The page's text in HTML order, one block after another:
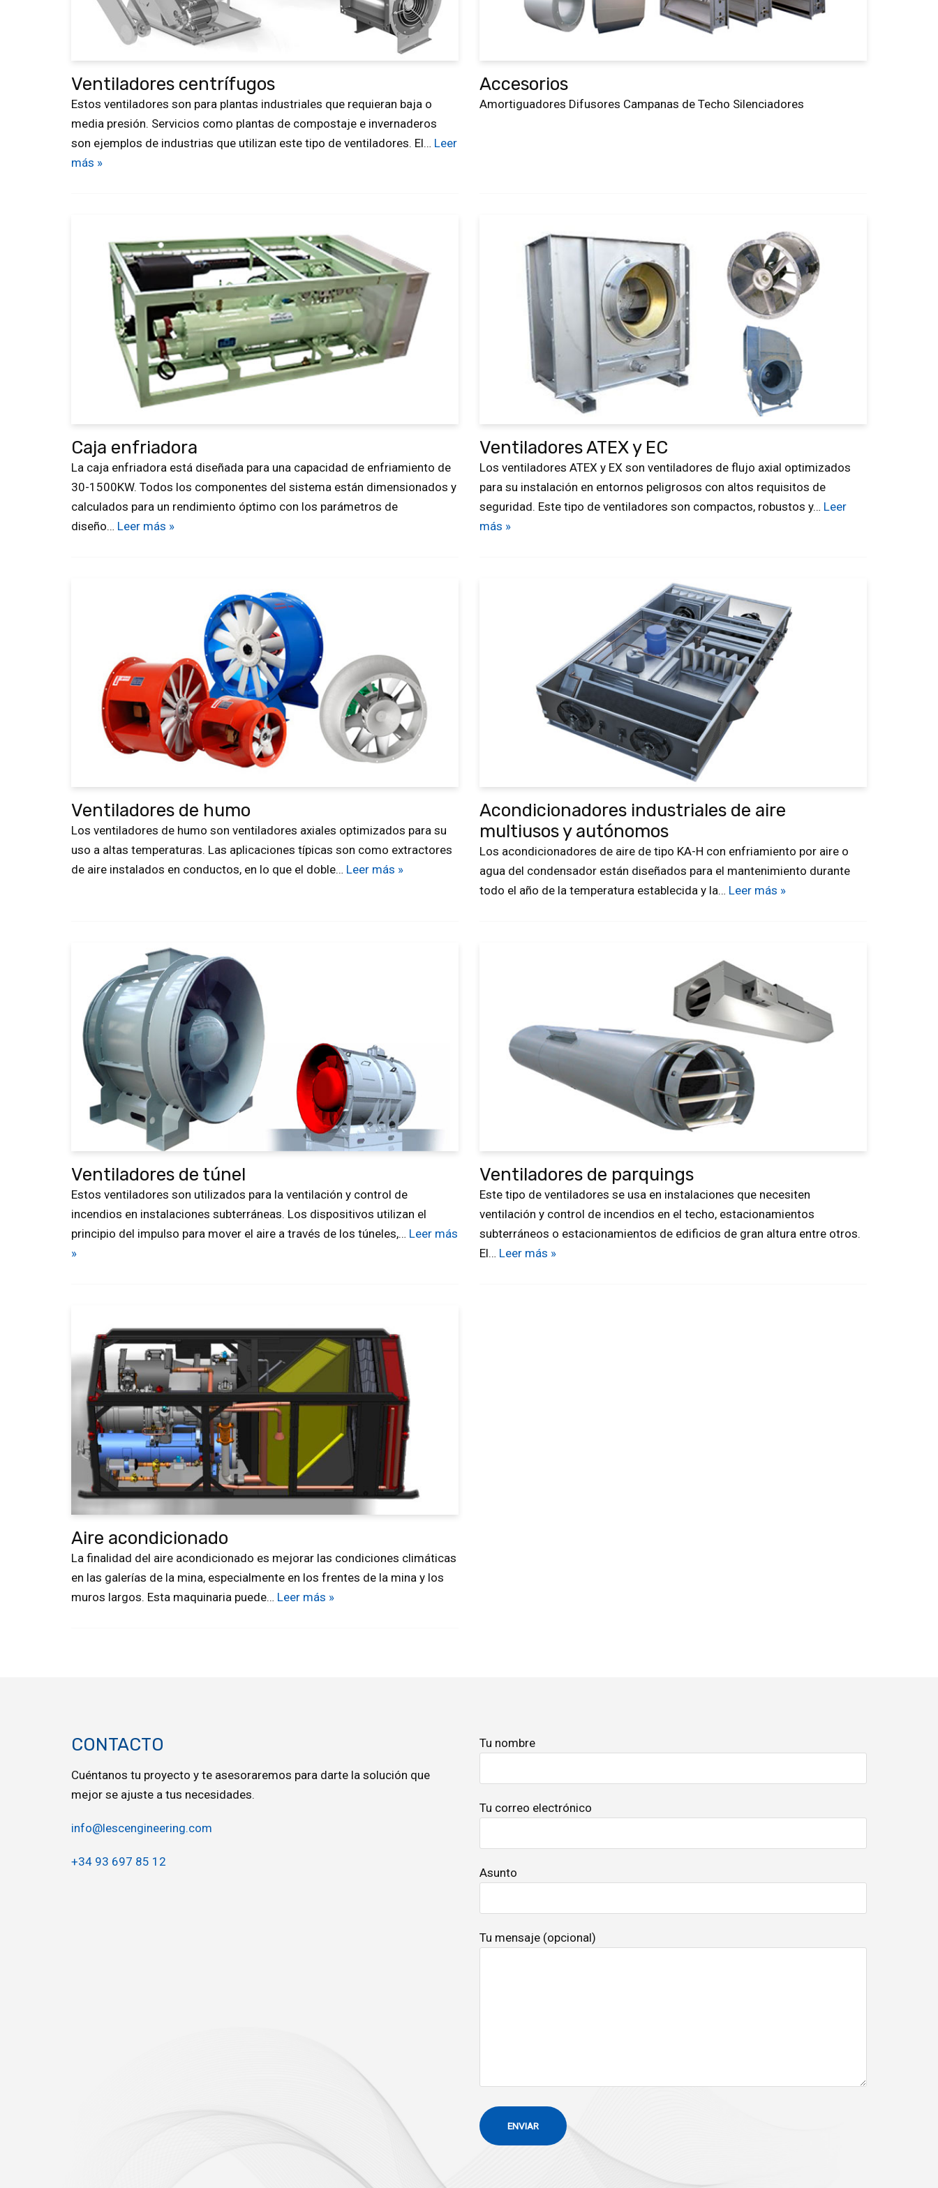
Ventiladores centrífugos
Estos ventiladores son para plantas industriales que requieran baja o
media presión. Servicios como plantas de compostaje e invernaderos
son ejemplos de industrias que utilizan este tipo de ventiladores. El… Leer
más »
Accesorios
Amortiguadores Difusores Campanas de Techo Silenciadores
Caja enfriadora
La caja enfriadora está diseñada para una capacidad de enfriamiento de
30-1500KW. Todos los componentes del sistema están dimensionados y
calculados para un rendimiento óptimo con los parámetros de
diseño… Leer más »
Ventiladores ATEX y EC
Los ventiladores ATEX y EX son ventiladores de flujo axial optimizados
para su instalación en entornos peligrosos con altos requisitos de
seguridad. Este tipo de ventiladores son compactos, robustos y… Leer
más »
Ventiladores de humo
Los ventiladores de humo son ventiladores axiales optimizados para su
uso a altas temperaturas. Las aplicaciones típicas son como extractores
de aire instalados en conductos, en lo que el doble… Leer más »
Acondicionadores industriales de aire
multiusos y autónomos
Los acondicionadores de aire de tipo KA-H con enfriamiento por aire o
agua del condensador están diseñados para el mantenimiento durante
todo el año de la temperatura establecida y la… Leer más »
Ventiladores de túnel
Estos ventiladores son utilizados para la ventilación y control de
incendios en instalaciones subterráneas. Los dispositivos utilizan el
principio del impulso para mover el aire a través de los túneles,… Leer más
»
Ventiladores de parquings
Este tipo de ventiladores se usa en instalaciones que necesiten
ventilación y control de incendios en el techo, estacionamientos
subterráneos o estacionamientos de edificios de gran altura entre otros.
El… Leer más »
Aire acondicionado
La finalidad del aire acondicionado es mejorar las condiciones climáticas
en las galerías de la mina, especialmente en los frentes de la mina y los
muros largos. Esta maquinaria puede… Leer más »
CONTACTO
Cuéntanos tu proyecto y te asesoraremos para darte la solución que
mejor se ajuste a tus necesidades.
info@lescengineering.com
+34 93 697 85 12
Tu nombre
Tu correo electrónico
Asunto
Tu mensaje (opcional)